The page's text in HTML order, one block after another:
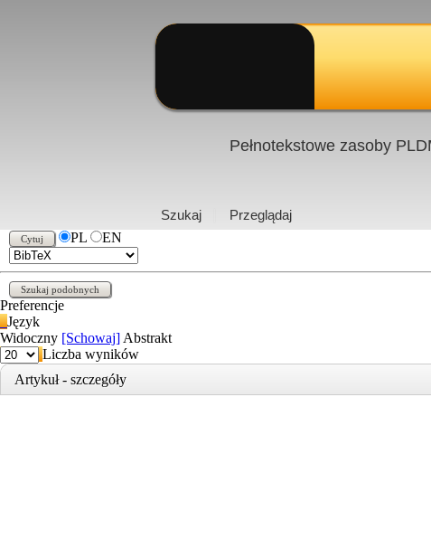
Pełnotekstowe zasoby
Szukaj Przeglądaj
PL
EN
Preferencje
Język
Widoczny [Schowaj] Abstrakt
Liczba wyników
Artykuł - szczegóły